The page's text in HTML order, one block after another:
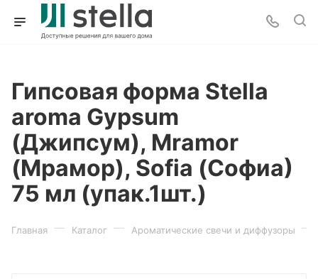
Гипсовая форма Stella
aroma Gypsum
(Джипсум), Mramor
(Мрамор), Sofia (Софиа)
75 мл (упак.1шт.)
Главная — Каталог — Ароматические свечи и диффузоры —